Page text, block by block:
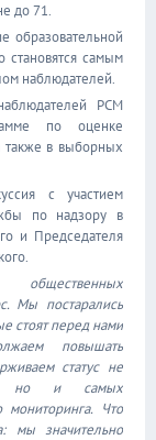
до 71.
образовательной
самым
наблюдателей.
РСМ
по оценке
также в выборных
с участием
по надзору в
и Председателя
общественных
Мы постарались
стоят перед нами
повышать
статус не
но и самых
мониторинга. Что
мы значительно